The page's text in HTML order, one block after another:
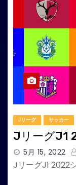
Jリーグ サッカー
JリーグJ1
5月 15, 2022
JリーグJ1 2022